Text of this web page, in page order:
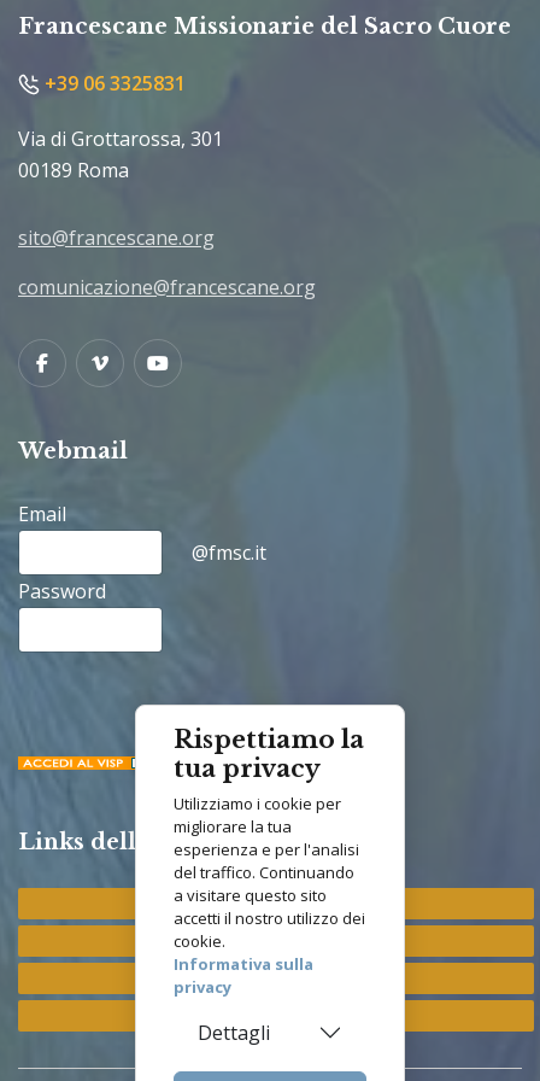
Rispettiamo la
tua privacy
Utilizziamo i cookie per
migliorare la tua
esperienza e per l'analisi
del traffico. Continuando
a visitare questo sito
accetti il nostro utilizzo dei
cookie.
Informativa sulla
privacy
Dettagli
Francescane Missionarie del Sacro Cuore
+39 06 3325831
Via di Grottarossa, 301
00189 Roma
sito@francescane.org
comunicazione@francescane.org
FacebookVimeoYoutube
Webmail
Email
@fmsc.it
Password
Links della Congregazione
Provincia "St. Francis"
Provincia "M. Immacolata"
Provincia "S. Antonio"